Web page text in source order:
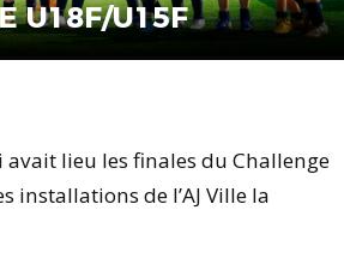
U18F/U15F
lieu les finales du Challenge
installations de l’AJ Ville la